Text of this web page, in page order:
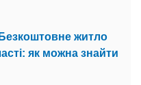
Безкоштовне житло
як можна знайти